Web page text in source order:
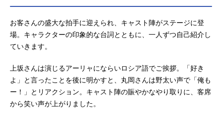
条：藤井ゆきよ君嶋綾乃：会沢紗弥
更科茅咲：河瀬茉希剣崎統也：石川
界人谷山沙也加：長谷川育美宮前
乃々亜：青山吉能丸山毅：酒井広大
スニーカー文庫刊）原作イラスト：
ももこ監督：原口浩副監督：金成旻
シリーズ構成：山田由香キャラクタ
ーデザイン：室田雄平アニメーショ
お客さんの盛大な拍手に迎えられ、キャスト陣がステージに登
場。キャラクターの印象的な台詞とともに、一人ずつ自己紹介し
ていきます。
上坂さんは演じるアーリャにならいロシア語でご挨拶。「好き
よ」と言ったことを後に明かすと、丸岡さんは野太い声で「俺も
ー！」とリアクション。キャスト陣の賑やかなやり取りに、客席
から笑い声が上がりました。